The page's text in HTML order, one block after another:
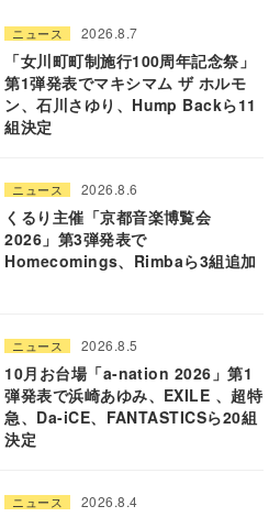
ニュース 2026.8.7
「女川町町制施行100周年記念祭」
第1弾発表でマキシマム ザ ホルモ
ン、石川さゆり、Hump Backら11
組決定
ニュース 2026.8.6
くるり主催「京都音楽博覧会
2026」第3弾発表で
Homecomings、Rimbaら3組追加
ニュース 2026.8.5
10月お台場「a-nation 2026」第1
弾発表で浜崎あゆみ、EXILE 、超特
急、Da-iCE、FANTASTICSら20組
決定
ニュース 2026.8.4